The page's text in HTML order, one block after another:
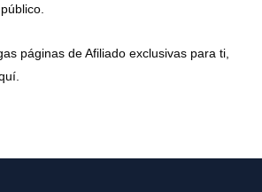
páginas de Afiliado exclusivas para ti,